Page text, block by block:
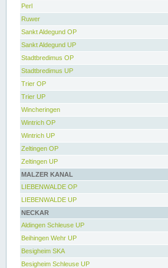
Perl
Ruwer
Sankt Aldegund OP
Sankt Aldegund UP
Stadtbredimus OP
Stadtbredimus UP
Trier OP
Trier UP
Wincheringen
Wintrich OP
Wintrich UP
Zeltingen OP
Zeltingen UP
MALZER KANAL
LIEBENWALDE OP
LIEBENWALDE UP
NECKAR
Aldingen Schleuse UP
Beihingen Wehr UP
Besigheim SKA
Besigheim Schleuse UP